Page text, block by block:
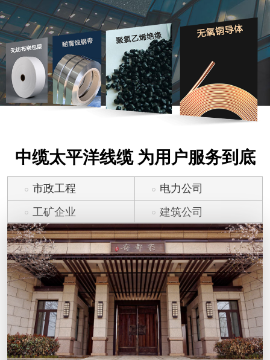
中缆太平洋线缆 为用户服务到底
市政工程
电力公司
工矿企业
建筑公司